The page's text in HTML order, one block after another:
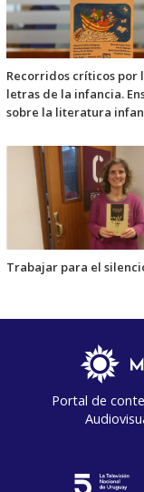
Recorridos críticos por
letras de la infancia.
sobre la literatura
Trabajar para el
Portal de